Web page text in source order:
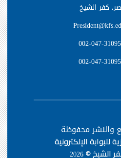
كفر الشيخ
والنشر محفوظة
للبوابة الإلكترونية
الشيخ ©2026